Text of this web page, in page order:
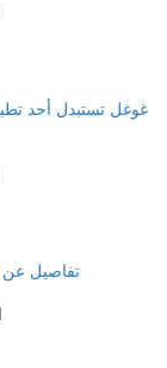
تفاصيل عن آيفون 20.. تصميم